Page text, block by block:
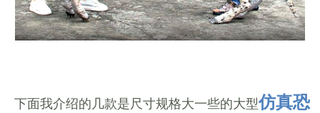
下面我介绍的几款是尺寸规格大一些的大型仿真恐